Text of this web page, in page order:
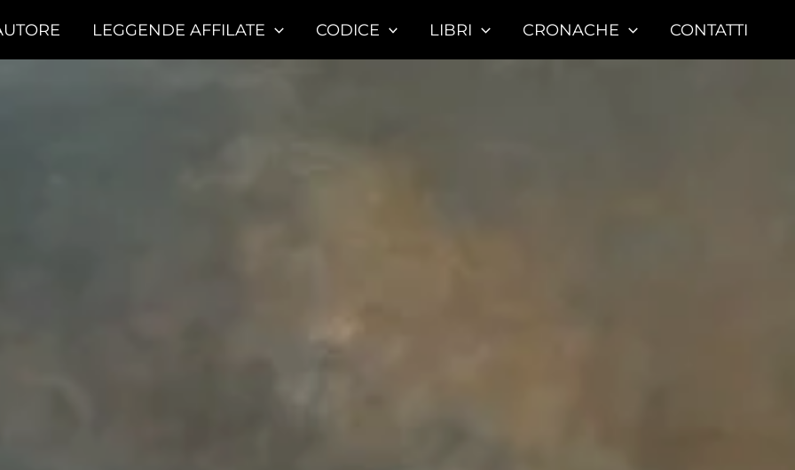
LEGGENDE AFFILATE CODICE LIBRI CRONACHE CONTATTI